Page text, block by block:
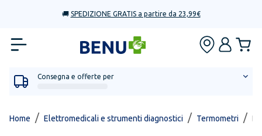
🚚 SPEDIZIONE GRATIS a partire da 23,99€
Consegna e offerte per
Home / Elettromedicali e strumenti diagnostici / Termometri /